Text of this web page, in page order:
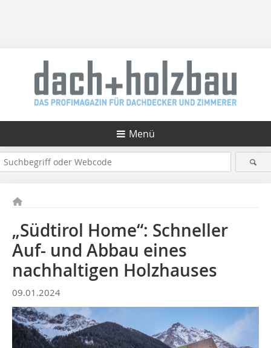
Menü
„Südtirol Home“: Schneller
Auf- und Abbau eines
nachhaltigen Holzhauses
09.01.2024